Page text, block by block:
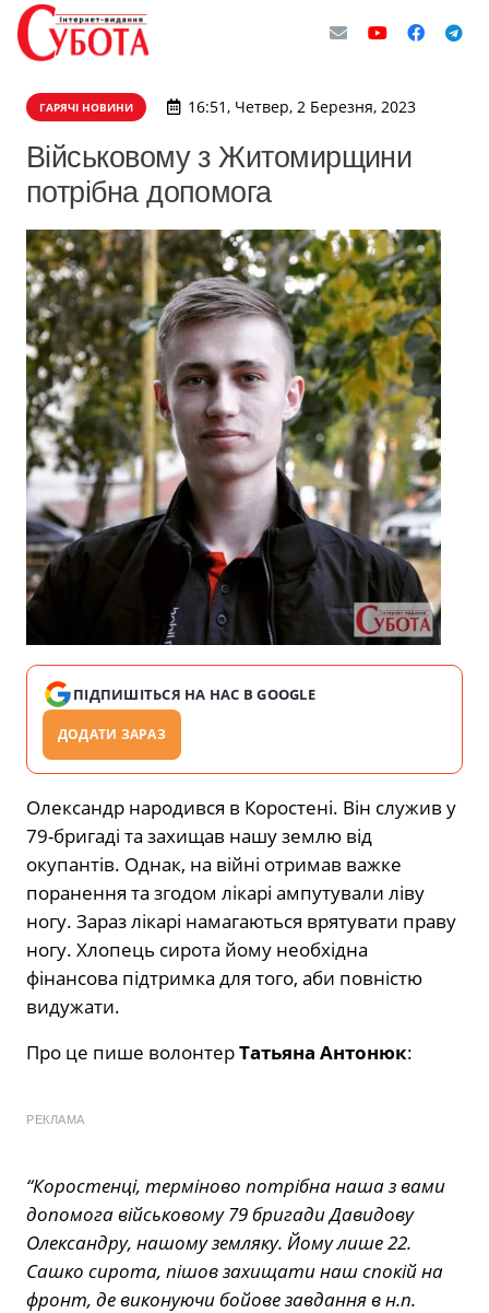
ГАРЯЧІ НОВИНИ 16:51, Четвер, 2 Березня, 2023
Військовому з Житомирщини
потрібна допомога
ПІДПИШІТЬСЯ НА НАС В GOOGLE
ДОДАТИ ЗАРАЗ
Олександр народився в Коростені. Він служив у
79-бригаді та захищав нашу землю від
окупантів. Однак, на війні отримав важке
поранення та згодом лікарі ампутували ліву
ногу. Зараз лікарі намагаються врятувати праву
ногу. Хлопець сирота йому необхідна
фінансова підтримка для того, аби повністю
видужати.
Про це пише волонтерТатьяна Антонюк:
РЕКЛАМА
“Коростенці, терміново потрібна наша з вами
допомога військовому 79 бригади Давидову
Олександру, нашому земляку. Йому лише 22.
Сашко сирота, пішов захищати наш спокій на
фронт, де виконуючи бойове завдання в н.п.